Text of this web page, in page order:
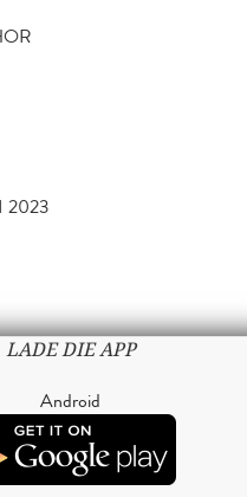
2023
LADE DIE APP
Android